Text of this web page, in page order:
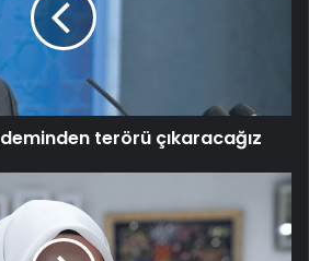
terörü çıkaracağız